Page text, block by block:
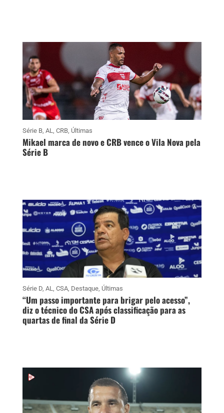
Série B, AL, CRB, Últimas
Mikael marca de novo e CRB vence o Vila Nova pela
Série B
Série D, AL, CSA, Destaque, Últimas
“Um passo importante para brigar pelo acesso”,
diz o técnico do CSA após classificação para as
quartas de final da Série D